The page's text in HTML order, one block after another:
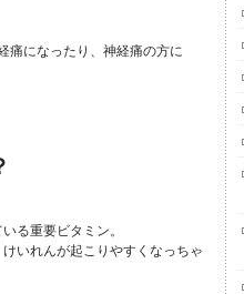
痛になったり、神経痛の方に
る重要ビタミン。
いれんが起こりやすくなっちゃ